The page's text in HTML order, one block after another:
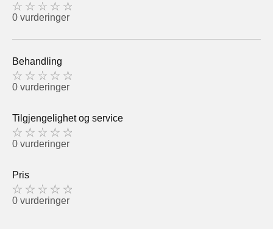
0 vurderinger
Behandling
0 vurderinger
Tilgjengelighet og service
0 vurderinger
Pris
0 vurderinger